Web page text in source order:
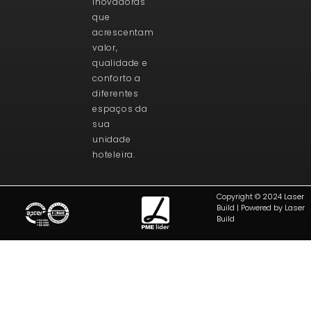
que
acrescentam
valor,
qualidade e
conforto a
diferentes
espaços da
sua
unidade
hoteleira.
Copyright © 2024 Laser
Build | Powered by Laser
Build